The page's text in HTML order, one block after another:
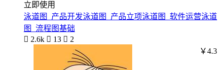
立即使用
泳道图_产品开发泳道图_产品立项泳道图_软件运营泳道
图_流程图基础
 2.6k  13  2
￥4.3